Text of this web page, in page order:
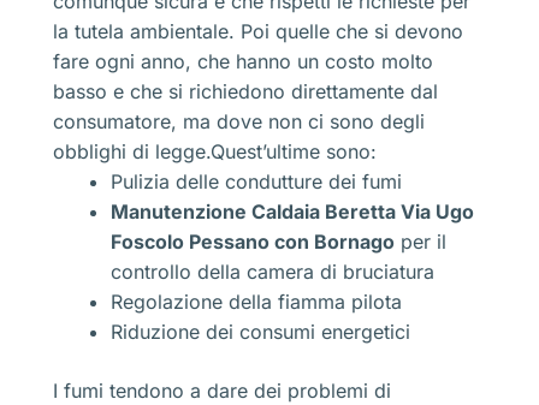
la tutela ambientale. Poi quelle che si devono
fare ogni anno, che hanno un costo molto
basso e che si richiedono direttamente dal
consumatore, ma dove non ci sono degli
obblighi di legge.Quest’ultime sono:
Pulizia delle condutture dei fumi
Manutenzione Caldaia Beretta Via Ugo
Foscolo Pessano con Bornago per il
controllo della camera di bruciatura
Regolazione della fiamma pilota
Riduzione dei consumi energetici
I fumi tendono a dare dei problemi di